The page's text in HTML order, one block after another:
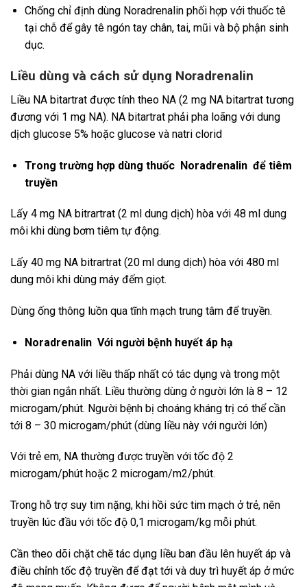
Chống chỉ định dùng Noradrenalin phối hợp với thuốc tê
tại chỗ để gây tê ngón tay chân, tai, mũi và bộ phận sinh
dục.
Liều dùng và cách sử dụng Noradrenalin
Liều NA bitartrat được tính theo NA (2 mg NA bitartrat tương
đương với 1 mg NA). NA bitartrat phải pha loãng với dung
dịch glucose 5% hoặc glucose và natri clorid
Trong trường hợp dùng thuốc Noradrenalin để tiêm
truyền
Lấy 4 mg NA bitrartrat (2 ml dung dịch) hòa với 48 ml dung
môi khi dùng bơm tiêm tự động.
Lấy 40 mg NA bitrartrat (20 ml dung dịch) hòa với 480 ml
dung môi khi dùng máy đếm giọt.
Dùng ống thông luồn qua tĩnh mạch trung tâm để truyền.
Noradrenalin Với người bệnh huyết áp hạ
Phải dùng NA với liều thấp nhất có tác dụng và trong một
thời gian ngắn nhất. Liều thường dùng ở người lớn là 8 – 12
microgam/phút. Người bệnh bị choáng kháng trị có thể cần
tới 8 – 30 microgam/phút (dùng liều này với người lớn)
Với trẻ em, NA thường được truyền với tốc độ 2
microgam/phút hoặc 2 microgam/m2/phút.
Trong hỗ trợ suy tim nặng, khi hồi sức tim mạch ở trẻ, nên
truyền lúc đầu với tốc độ 0,1 microgam/kg mỗi phút.
Cần theo dõi chặt chẽ tác dụng liều ban đầu lên huyết áp và
điều chỉnh tốc độ truyền để đạt tới và duy trì huyết áp ở mức